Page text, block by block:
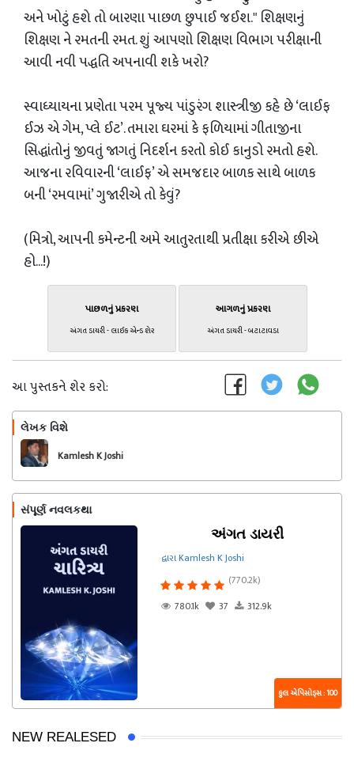
અને ખોટું હશે તો બારણા પાછળ છુપાઈ જઈશ." શિક્ષણનું
શિક્ષણ ને રમતની રમત. શું આપણો શિક્ષણ વિભાગ પરીક્ષાની
આવી નવી પદ્ધતિ અપનાવી શકે ખરો?
સ્વાધ્યાયના પ્રણેતા પરમ પૂજ્ય પાંડુરંગ શાસ્ત્રીજી કહે છે ‘લાઈફ
ઈઝ એ ગેમ, પ્લે ઈટ’. તમારા ઘરમાં કે ફળિયામાં ગીતાજીના
સિદ્ધાંતોનું જીવતું જાગતું નિદર્શન કરતો કોઈ કાનુડો રમતો હશે.
આજના રવિવારની ‘લાઈફ’ એ સમજદાર બાળક સાથે બાળક
બની ‘રમવામાં’ ગુજારીએ તો કેવું?
(મિત્રો, આપની કમેન્ટની અમે આતુરતાથી પ્રતીક્ષા કરીએ છીએ
હો...!)
પાછળનું પ્રકરણ
અંગત ડાયરી - લાઈક એન્ડ શેર
આગળનું પ્રકરણ
અંગત ડાયરી - બટાટાવડા
આ પુસ્તકને શેર કરો:
લેખક વિશે
Kamlesh K Joshi
સંપૂર્ણ નવલકથા
અંગત ડાયરી
દ્વારા Kamlesh K Joshi
(770.2k)
780.1k
37 312.9k
કુલ એપિસોડ્સ : 100
NEW REALESED